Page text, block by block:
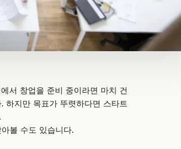
서 창업을 준비 중이라면 마치 건
하지만 목표가 뚜렷하다면 스타트
볼 수도 있습니다.